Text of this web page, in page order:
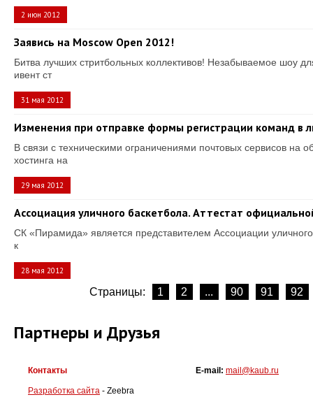
2 июн 2012
Заявись на Moscow Open 2012!
Битва лучших стритбольных коллективов! Незабываемое шоу
ивент ст
31 мая 2012
Изменения при отправке формы регистрации команд в
В связи с техническими ограничениями почтовых сервисов
хостинга на
29 мая 2012
Ассоциация уличного баскетбола. Аттестат
СК «Пирамида» является представителем Ассоциации
к
28 мая 2012
Страницы: 1 2 ... 90 91 92
Партнеры и Друзья
Контакты
Разработка сайта - Zeebra
E-mail: mail@kaub.ru